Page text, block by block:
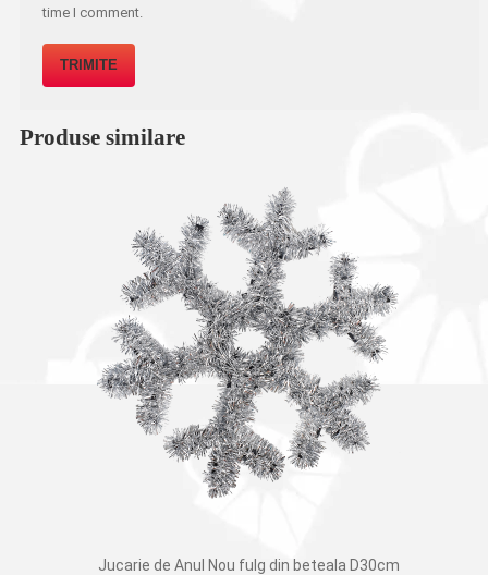
time I comment.
Produse similare
Jucarie de Anul Nou fulg din beteala D30cm